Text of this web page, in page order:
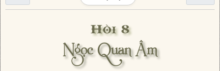
Hồi 8
Ngọc Quan Âm